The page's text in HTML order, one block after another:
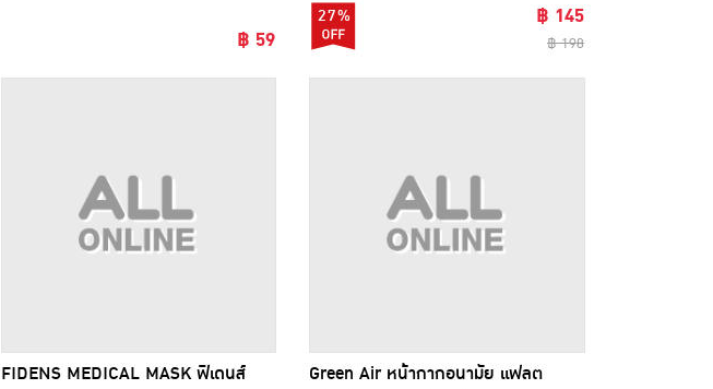
฿ 59
27% ฿ 145
฿ 198
FIDENS MEDICAL MASK ฟิเดนส์
Green Air หน้ากากอนามัย แฟลต